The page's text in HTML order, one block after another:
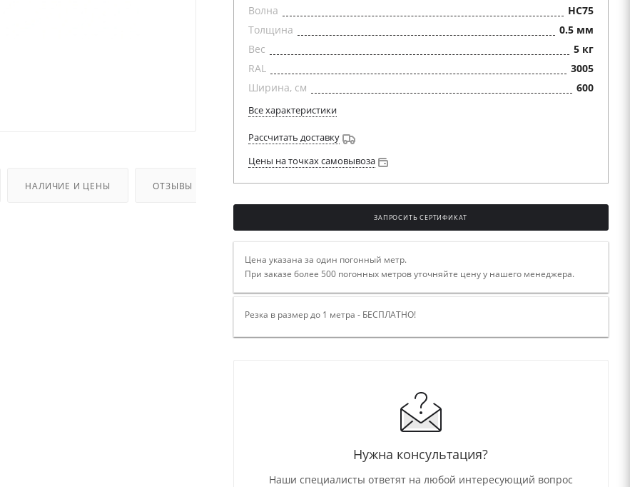
НАЛИЧИЕ И ЦЕНЫ ОТЗЫВЫ
Волна
HC75
Толщина
0.5 мм
Вес
5 кг
RAL
3005
Ширина, см
600
Все характеристики
Рассчитать доставку
Цены на точках самовывоза
ЗАПРОСИТЬ СЕРТИФИКАТ
Цена указана за один погонный метр.
При заказе более 500 погонных метров уточняйте цену у нашего менеджера.
Резка в размер до 1 метра - БЕСПЛАТНО!
Нужна консультация?
Наши специалисты ответят на любой интересующий вопрос